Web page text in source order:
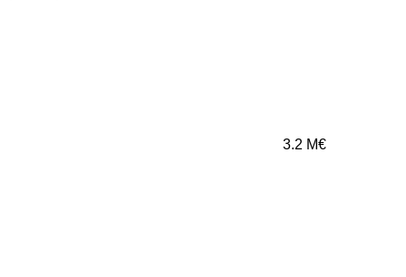
3.2 M€